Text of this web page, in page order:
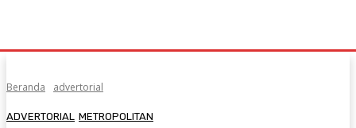
Beranda advertorial
ADVERTORIAL METROPOLITAN